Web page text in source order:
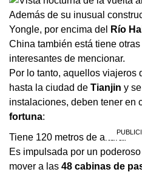
Además de su inusual
Yongle, por encima del
Río
China también está tiene
interesantes de mencionar.
Por lo tanto, aquellos viajeros
hasta la ciudad de Tianjin y
instalaciones, deben tener en
fortuna:
Tiene 120 metros de altura.
Es impulsada por un
mover a las 48 cabinas de